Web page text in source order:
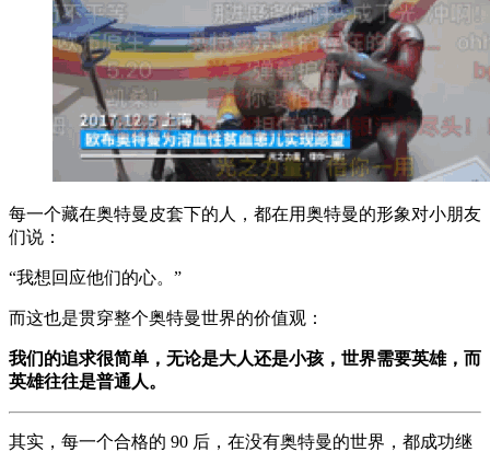
每一个藏在奥特曼皮套下的人，都在用奥特曼的形象对小朋友
们说：
“我想回应他们的心。”
而这也是贯穿整个奥特曼世界的价值观：
我们的追求很简单，无论是大人还是小孩，世界需要英雄，而
英雄往往是普通人。
其实，每一个合格的 90 后，在没有奥特曼的世界，都成功继